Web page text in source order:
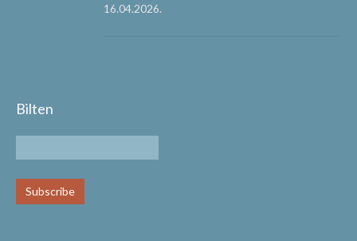
16.04.2026.
Bilten